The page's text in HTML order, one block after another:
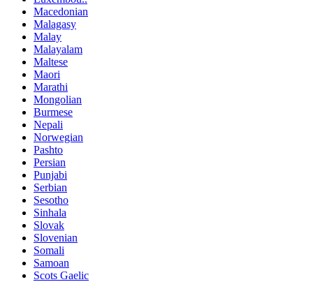
Macedonian
Malagasy
Malay
Malayalam
Maltese
Maori
Marathi
Mongolian
Burmese
Nepali
Norwegian
Pashto
Persian
Punjabi
Serbian
Sesotho
Sinhala
Slovak
Slovenian
Somali
Samoan
Scots Gaelic